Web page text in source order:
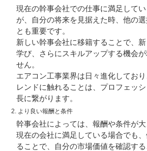
現在の幹事会社での仕事に満足して
が、自分の将来を見据えた時、他の
とも重要です。
新しい幹事会社に移籍することで、
学び、さらにスキルアップする機会
せん。
エアコン工事業界は日々進化してお
レンドに触れることは、プロフェッ
長に繋がります。
2. より良い報酬と条件
幹事会社によっては、報酬や条件が大
現在の会社に満足している場合でも
ることで、自分の市場価値を確認する